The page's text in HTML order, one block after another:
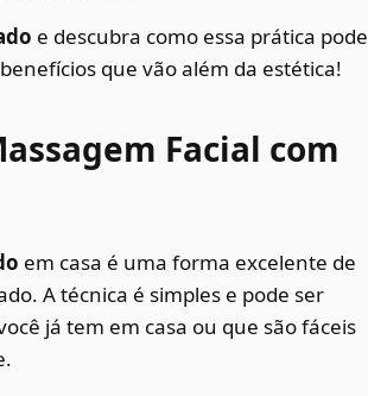
e descubra como essa prática pode
que vão além da estética!
Facial com
em casa é uma forma excelente de
A técnica é simples e pode ser
já tem em casa ou que são fáceis